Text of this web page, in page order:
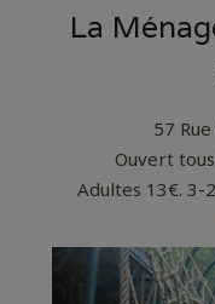
La
57
Ouvert
Adultes 13€. 3-